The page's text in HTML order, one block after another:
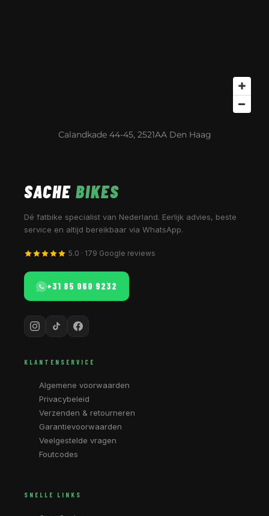
Calandkade 44-45, 2521AA Den Haag
SACHE BIKES
Dé fatbike specialist van Nederland. Eerlijk advies, beste
service en altijd bereikbaar via WhatsApp.
5.0 · 179 Google reviews
+31 85 060 9232
KLANTENSERVICE
Algemene voorwaarden
Privacybeleid
Verzenden & retourneren
Garantievoorwaarden
Veelgestelde vragen
Foutcodes
SNELLE LINKS